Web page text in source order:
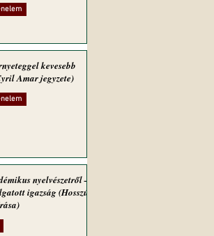
kevesebb
Amar jegyzete)
nyelvészetről –
igazság (Hosszú